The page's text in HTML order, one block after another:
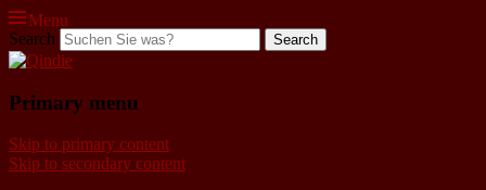
Menu
Qindie
Search
Primary menu
Skip to primary content
Skip to secondary content